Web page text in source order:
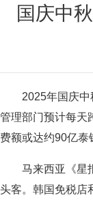
国庆中
2025年国庆
管理部门预计每天
费额或达约90亿泰
马来西亚《星
头客。韩国免税店